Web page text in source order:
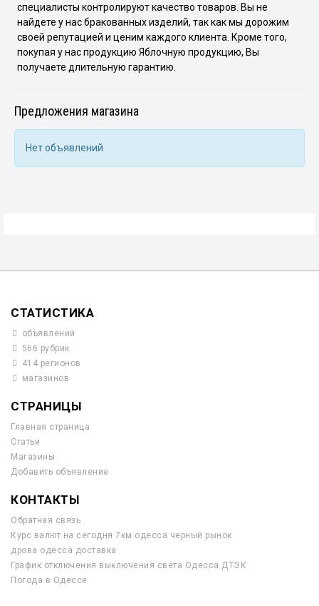
специалисты контролируют качество товаров. Вы не
найдете у нас бракованных изделий, так как мы дорожим
своей репутацией и ценим каждого клиента. Кроме того,
покупая у нас продукцию Яблочную продукцию, Вы
получаете длительную гарантию.
Предложения магазина
Нет объявлений
СТАТИСТИКА
объявлений
566 рубрик
414 регионов
магазинов
СТРАНИЦЫ
Главная страница
Статьи
Магазины
Добавить объявление
КОНТАКТЫ
Обратная связь
Курс валют на сегодня 7км одесса черный рынок
дрова одесса доставка
График отключения выключения света Одесса ДТЭК
Погода в Одессе